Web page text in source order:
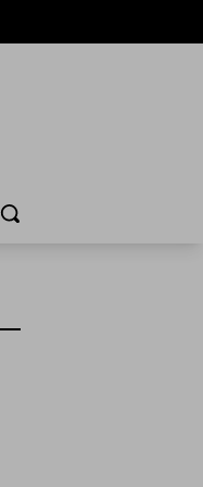
Cerca